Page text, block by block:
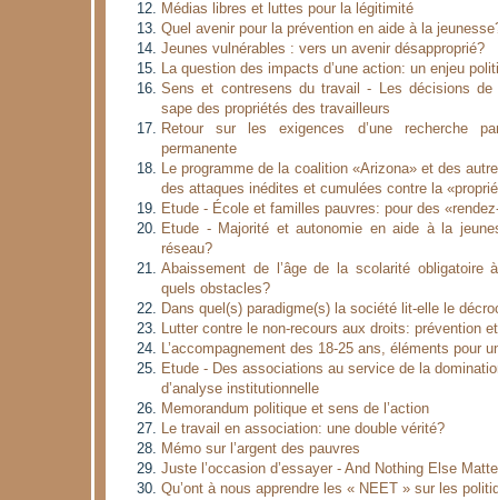
Médias libres et luttes pour la légitimité
Quel avenir pour la prévention en aide à la
Jeunes vulnérables : vers un avenir désapproprié?
La question des impacts d’une action: un enjeu
Sens et contresens du travail - Les décisions de
sape des propriétés des travailleurs
Retour sur les exigences d’une recherche
permanente
Le programme de la coalition «Arizona» et des
des attaques inédites et cumulées contre la
Etude - École et familles pauvres: pour des
Etude - Majorité et autonomie en aide à la
réseau?
Abaissement de l’âge de la scolarité
quels obstacles?
Dans quel(s) paradigme(s) la société lit-elle le
Lutter contre le non-recours aux droits: prévention
L’accompagnement des 18-25 ans, éléments pour
Etude - Des associations au service de la
d’analyse institutionnelle
Memorandum politique et sens de l’action
Le travail en association: une double vérité?
Mémo sur l’argent des pauvres
Juste l’occasion d’essayer - And Nothing Else
Qu’ont à nous apprendre les « NEET » sur les